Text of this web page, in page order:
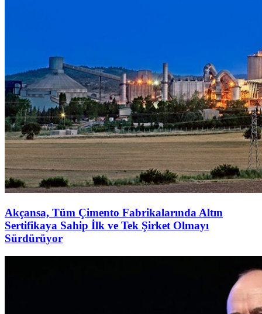
Akçansa, Tüm Çimento Fabrikalarında Altın
Sertifikaya Sahip İlk ve Tek Şirket Olmayı
Sürdürüyor